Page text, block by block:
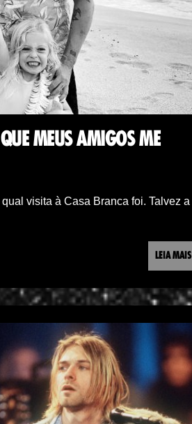
MEUS AMIGOS ME
visita à Casa Branca foi. Talvez a
LEIA MAIS